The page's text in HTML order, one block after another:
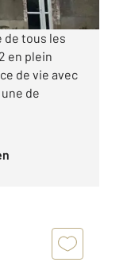
de tous les
en plein
de vie avec
de